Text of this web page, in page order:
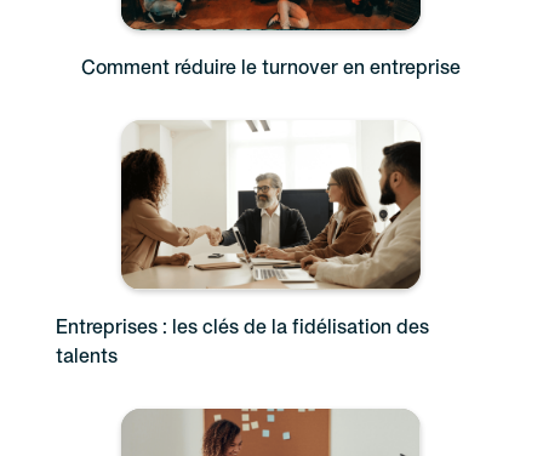
Comment réduire le turnover en entreprise
Entreprises : les clés de la fidélisation des
talents